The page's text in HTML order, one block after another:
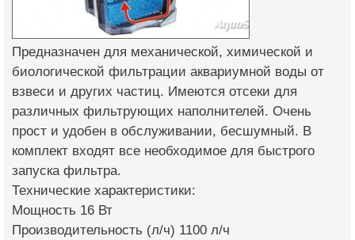
Предназначен для механической, химической и
биологической фильтрации аквариумной воды от
взвеси и других частиц. Имеются отсеки для
различных фильтрующих наполнителей. Очень
прост и удобен в обслуживании, бесшумный. В
комплект входят все необходимое для быстрого
запуска фильтра.
Технические характеристики:
Мощность 16 Вт
Производительность (л/ч) 1100 л/ч